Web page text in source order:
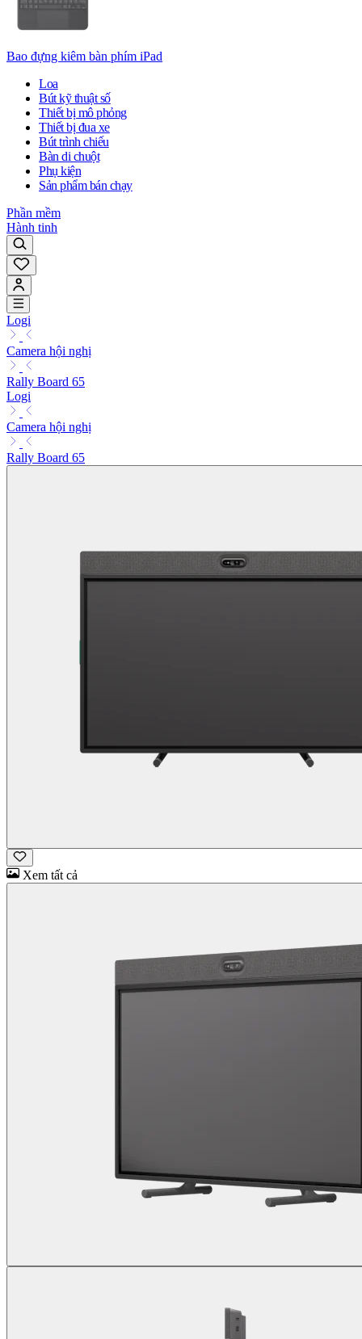
Bao đựng kiêm bàn phím iPad
Loa
Bút kỹ thuật số
Thiết bị mô phỏng
Thiết bị đua xe
Bút trình chiếu
Bàn di chuột
Phụ kiện
Sản phẩm bán chạy
Phần mềm
Hành tinh
Logi
Camera hội nghị
Rally Board 65
Logi
Camera hội nghị
Rally Board 65
Xem tất cả